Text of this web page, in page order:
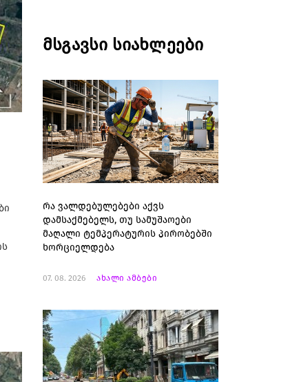
მსგავსი სიახლეები
რა ვალდებულებები აქვს
დამსაქმებელს, თუ სამუშაოები
მაღალი ტემპერატურის პირობებში
ხორციელდება
07. 08. 2026 ახალი ამბები